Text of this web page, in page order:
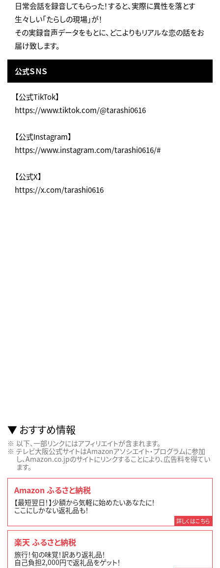
日常会話を録音してもらった！すると、実際に異性を落とす
生々しい「たらしの現場」が！
その実録音声データをもとに、どこよりもリアルな恋の話をお
届け致します。
公式ＳＮＳ
【公式TikTok】
https://www.tiktok.com/@tarashi0616
【公式Instagram】
https://www.instagram.com/tarashi0616/#
【公式X】
https://x.com/tarashi0616
おすすめ情報
以下、一部リンクにはアフィリエイトが含まれます。
テレビ大阪公式サイトはAmazonアソシエイト・プログラムに参加
し、Amazon.co.jpのサイトにリンクすることにより、広告料を得てい
ます。
Amazon ふるさと納税
【最短翌日！】少額から気軽に始めたいあなたに！
ここにしかない返礼品も！
詳しくはこちら
楽天 ふるさと納税
旅行！旬の味覚！訳あり返礼品！
自己負担2,000円で返礼品をゲット！